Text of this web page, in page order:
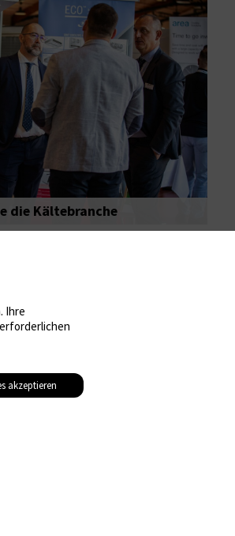
die Kältebranche
Ihre
akzeptieren